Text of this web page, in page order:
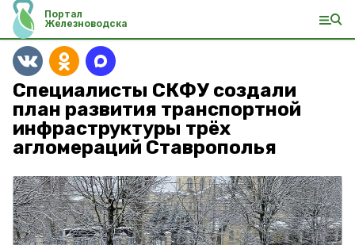
Портал
Железноводска
Специалисты СКФУ создали
план развития транспортной
инфраструктуры трёх
агломераций Ставрополья